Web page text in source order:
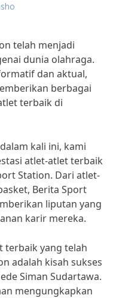
telah menjadi
dunia olahraga.
dan aktual,
berbagai
terbaik di
kali ini, kami
atlet-atlet terbaik
Station. Dari atlet-
Berita Sport
liputan yang
karir mereka.
terbaik yang telah
adalah kisah sukses
Siman Sudartawa.
mengungkapkan